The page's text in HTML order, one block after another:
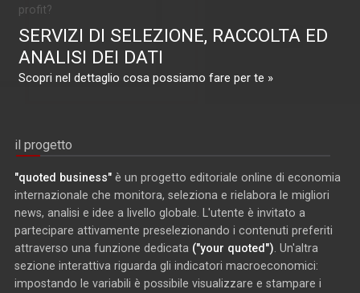
profit?
SERVIZI DI SELEZIONE, RACCOLTA ED
ANALISI DEI DATI
Scopri nel dettaglio cosa possiamo fare per te »
il progetto
"quoted business" è un progetto editoriale online di economia
internazionale che monitora, seleziona e rielabora le migliori
news, analisi e idee a livello globale. L'utente è invitato a
partecipare attivamente preselezionando i contenuti preferiti
attraverso una funzione dedicata ("your quoted") . Un'altra
sezione interattiva riguarda gli indicatori macroeconomici:
impostando le variabili è possibile visualizzare e stampare i